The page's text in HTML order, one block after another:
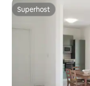
Superhost
Superhost